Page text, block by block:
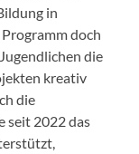
in
doch
die
kreativ
die
seit 2022 das